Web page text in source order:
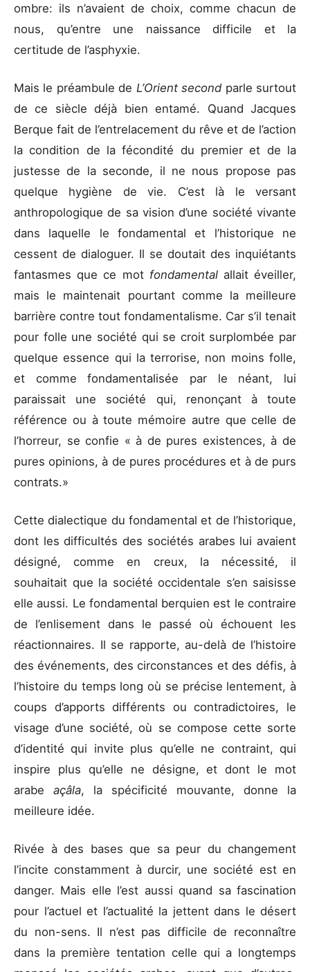
ombre: ils n’avaient de choix, comme chacun de
nous, qu’entre une naissance difficile et la
certitude de l’asphyxie.
Mais le préambule de L’Orient second parle surtout
de ce siècle déjà bien entamé. Quand Jacques
Berque fait de l’entrelacement du rêve et de l’action
la condition de la fécondité du premier et de la
justesse de la seconde, il ne nous propose pas
quelque hygiène de vie. C’est là le versant
anthropologique de sa vision d’une société vivante
dans laquelle le fondamental et l’historique ne
cessent de dialoguer. Il se doutait des inquiétants
fantasmes que ce mot fondamental allait éveiller,
mais le maintenait pourtant comme la meilleure
barrière contre tout fondamentalisme. Car s’il tenait
pour folle une société qui se croit surplombée par
quelque essence qui la terrorise, non moins folle,
et comme fondamentalisée par le néant, lui
paraissait une société qui, renonçant à toute
référence ou à toute mémoire autre que celle de
l’horreur, se confie « à de pures existences, à de
pures opinions, à de pures procédures et à de purs
contrats.»
Cette dialectique du fondamental et de l’historique,
dont les difficultés des sociétés arabes lui avaient
désigné, comme en creux, la nécessité, il
souhaitait que la société occidentale s’en saisisse
elle aussi. Le fondamental berquien est le contraire
de l’enlisement dans le passé où échouent les
réactionnaires. Il se rapporte, au-delà de l’histoire
des événements, des circonstances et des défis, à
l’histoire du temps long où se précise lentement, à
coups d’apports différents ou contradictoires, le
visage d’une société, où se compose cette sorte
d’identité qui invite plus qu’elle ne contraint, qui
inspire plus qu’elle ne désigne, et dont le mot
arabe açâla, la spécificité mouvante, donne la
meilleure idée.
Rivée à des bases que sa peur du changement
l’incite constamment à durcir, une société est en
danger. Mais elle l’est aussi quand sa fascination
pour l’actuel et l’actualité la jettent dans le désert
du non-sens. Il n’est pas difficile de reconnaître
dans la première tentation celle qui a longtemps